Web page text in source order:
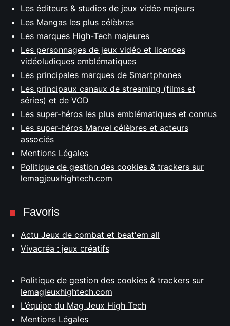
Les éditeurs & studios de jeux vidéo majeurs
Les Mangas les plus célèbres
Les marques High-Tech majeures
Les personnages de jeux vidéo et licences
vidéoludiques emblématiques
Les principales marques de Smartphones
Les principaux canaux de streaming (films et
séries) et de VOD
Les super-héros les plus emblématiques et connus
Les super-héros Marvel célèbres et acteurs
associés
Mentions Légales
Politique de gestion des cookies & trackers sur
lemagjeuxhightech.com
Favoris
Actu Jeux de combat et beat'em all
Vivacréa : jeux créatifs
Politique de gestion des cookies & trackers sur
lemagjeuxhightech.com
L’équipe du Mag Jeux High Tech
Mentions Légales